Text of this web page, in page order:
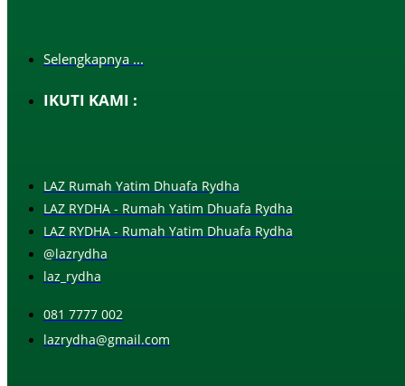
Selengkapnya ...
IKUTI KAMI :
LAZ Rumah Yatim Dhuafa Rydha
LAZ RYDHA - Rumah Yatim Dhuafa Rydha
LAZ RYDHA - Rumah Yatim Dhuafa Rydha
@lazrydha
laz_rydha
081 7777 002
lazrydha@gmail.com